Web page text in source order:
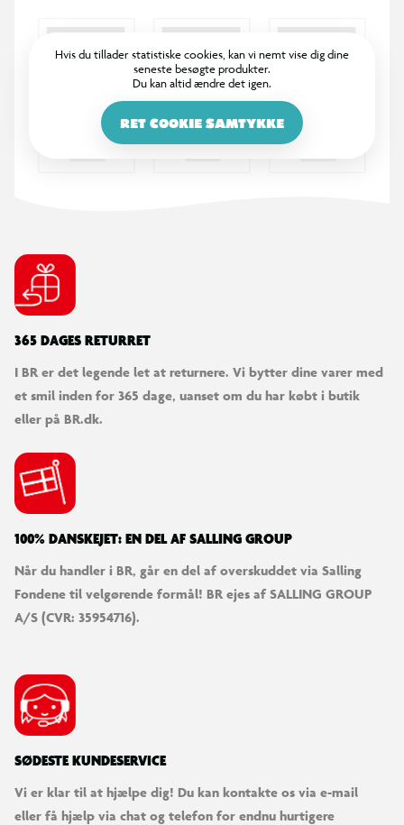
Farveskiftende svampelampe med beroligende glød
Yndige pyjamasdesign og soveposer
Klar til udstilling på sengeborde, skriveborde og hylder
Hvis du tillader statistiske cookies, kan vi nemt vise dig dine
seneste besøgte produkter.
Du kan altid ændre det igen.
RET COOKIE SAMTYKKE
365 DAGES RETURRET
I BR er det legende let at returnere. Vi bytter dine varer med
et smil inden for 365 dage, uanset om du har købt i butik
eller på BR.dk.
100% DANSKEJET: EN DEL AF SALLING GROUP
Når du handler i BR, går en del af overskuddet via Salling
Fondene til velgørende formål! BR ejes af SALLING GROUP
A/S (CVR: 35954716).
SØDESTE KUNDESERVICE
Vi er klar til at hjælpe dig! Du kan kontakte os via e-mail
eller få hjælp via chat og telefon for endnu hurtigere